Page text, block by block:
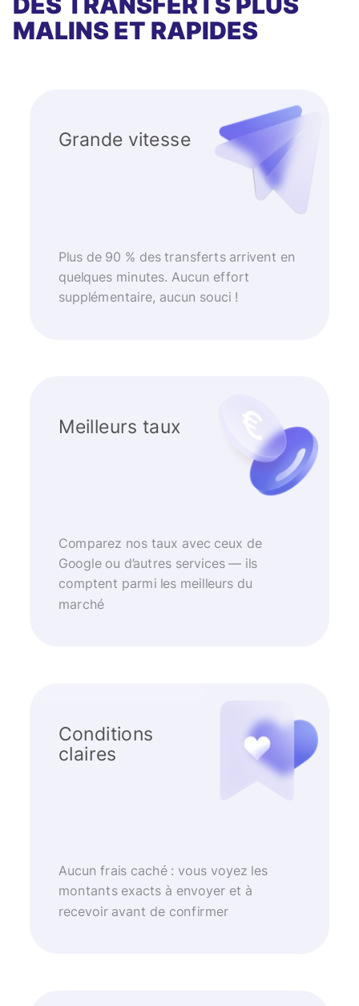
MALINS ET RAPIDES
Grande vitesse
Plus de 90 % des transferts arrivent en
quelques minutes. Aucun effort
supplémentaire, aucun souci !
Meilleurs taux
Comparez nos taux avec ceux de
Google ou d’autres services — ils
comptent parmi les meilleurs du
marché
Conditions
claires
Aucun frais caché : vous voyez les
montants exacts à envoyer et à
recevoir avant de confirmer